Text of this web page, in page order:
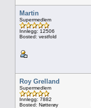
Martin
Supermedlem
Innlegg: 12506
Bosted: vestfold
Roy Grelland
Supermedlem
Innlegg: 7882
Bosted: Nøtterøy